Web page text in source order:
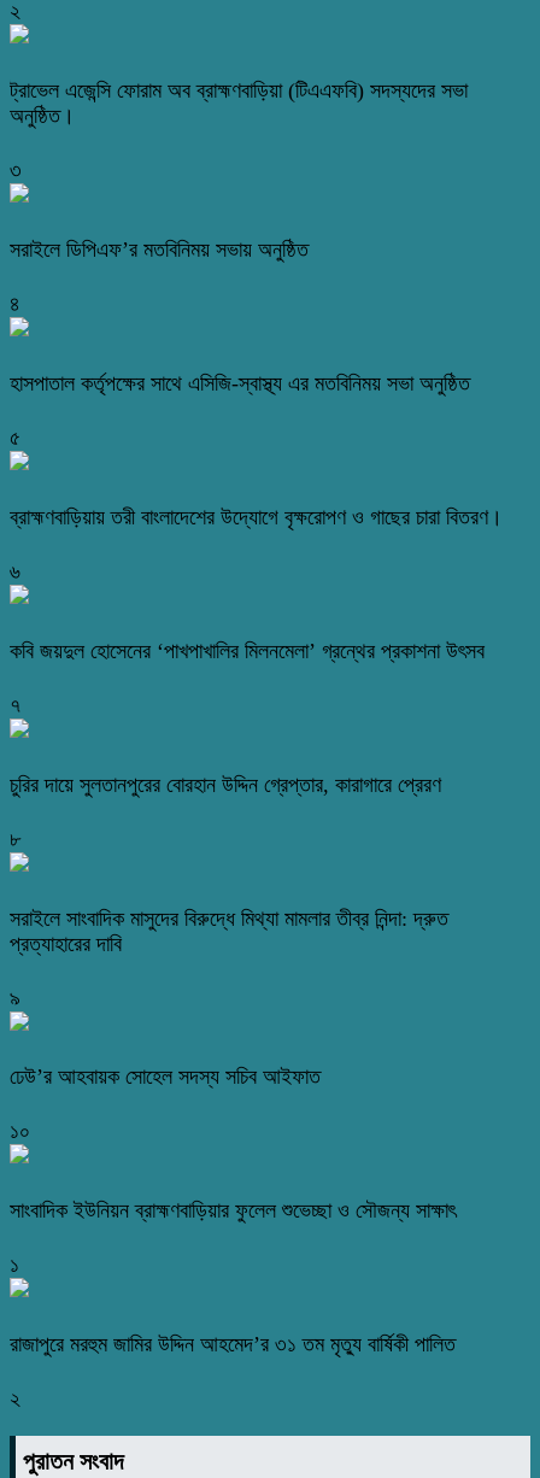
২
ট্রাভেল এজেন্সি ফোরাম অব ব্রাহ্মণবাড়িয়া (টিএএফবি) সদস্যদের সভা
অনুষ্ঠিত।
৩
সরাইলে ডিপিএফ’র মতবিনিময় সভায় অনুষ্ঠিত
৪
হাসপাতাল কর্তৃপক্ষের সাথে এসিজি-স্বাস্থ্য এর মতবিনিময় সভা অনুষ্ঠিত
৫
ব্রাহ্মণবাড়িয়ায় তরী বাংলাদেশের উদ্যোগে বৃক্ষরোপণ ও গাছের চারা বিতরণ।
৬
কবি জয়দুল হোসেনের ‘পাখপাখালির মিলনমেলা’ গ্রন্থের প্রকাশনা উৎসব
৭
চুরির দায়ে সুলতানপুরের বোরহান উদ্দিন গ্রেপ্তার, কারাগারে প্রেরণ
৮
সরাইলে সাংবাদিক মাসুদের বিরুদ্ধে মিথ্যা মামলার তীব্র নিন্দা: দ্রুত
প্রত্যাহারের দাবি
৯
ঢেউ’র আহবায়ক সোহেল সদস্য সচিব আইফাত
১০
সাংবাদিক ইউনিয়ন ব্রাহ্মণবাড়িয়ার ফুলেল শুভেচ্ছা ও সৌজন্য সাক্ষাৎ
১
রাজাপুরে মরহুম জামির উদ্দিন আহমেদ’র ৩১ তম মৃত্যু বার্ষিকী পালিত
২
পুরাতন সংবাদ